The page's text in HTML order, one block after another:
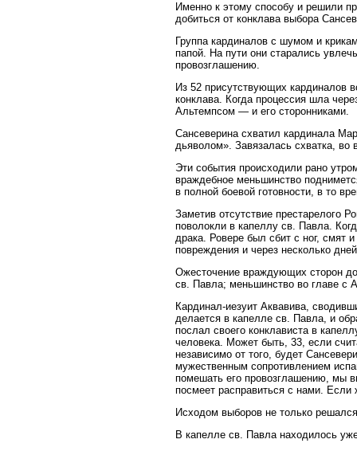
Именно к этому способу и решили
добиться от конклава выбора
Группа кардиналов с шумом и
папой. На пути они старались
провозглашению.
Из 52 присутствующих кардиналов
конклава. Когда процессия шла
Альтемпсом — и его сторонниками.
Сансеверина схватил кардинала
дьяволом». Завязалась схватка, во
Эти события происходили рано
враждебное меньшинство
в полной боевой готовности, в то
Заметив отсутствие престарелого
поволокли в капеллу св. Павла.
драка. Ровере был сбит с ног, смят
повреждения и через несколько
Ожесточение враждующих сторон
св. Павла; меньшинство во главе с
Кардинал-иезуит Аквавива,
делается в капелле св. Павла, и
послал своего конклависта в
человека. Может быть, 33, если
независимо от того, будет
мужественным сопротивлением
помешать его провозглашению, мы
посмеет расправиться с нами.
Исходом выборов не только
В капелле св. Павла находилось